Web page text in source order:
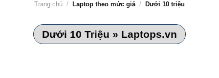
Trang chủ / Laptop theo mức giá / Dưới 10 triệu
Dưới 10 Triệu » Laptops.vn